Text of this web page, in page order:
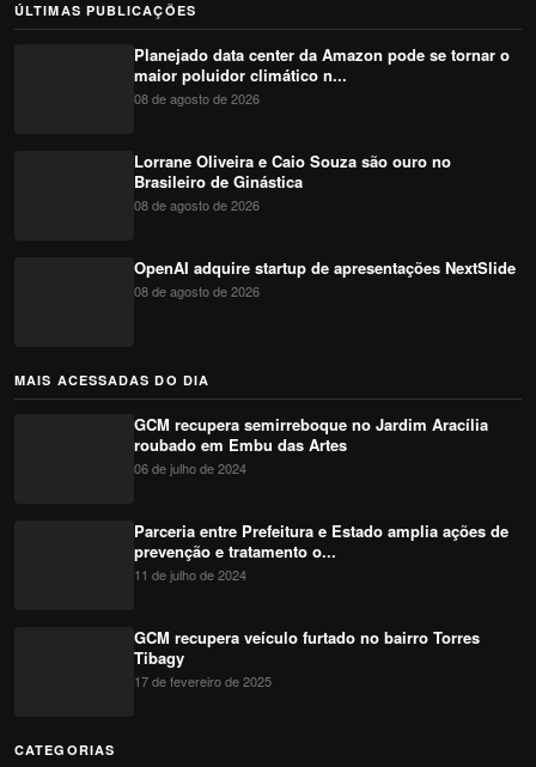
ÚLTIMAS PUBLICAÇÕES
Planejado data center da Amazon pode se tornar o
maior poluidor climático n...
08 de agosto de 2026
Lorrane Oliveira e Caio Souza são ouro no
Brasileiro de Ginástica
08 de agosto de 2026
OpenAI adquire startup de apresentações NextSlide
08 de agosto de 2026
MAIS ACESSADAS DO DIA
GCM recupera semirreboque no Jardim Aracília
roubado em Embu das Artes
06 de julho de 2024
Parceria entre Prefeitura e Estado amplia ações de
prevenção e tratamento o...
11 de julho de 2024
GCM recupera veículo furtado no bairro Torres
Tibagy
17 de fevereiro de 2025
CATEGORIAS